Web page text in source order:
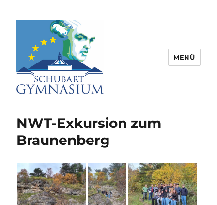
Partnerschule für Europa |
Rombacherstr. 30 | 73430 Aalen
MENÜ
NWT-Exkursion zum
Braunenberg